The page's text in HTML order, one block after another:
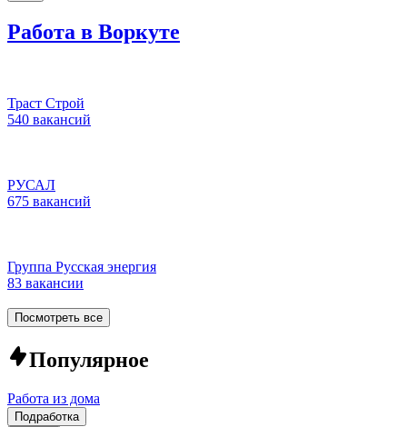
Работа в Воркуте
Траст Строй
540 вакансий
РУСАЛ
675 вакансий
Группа Русская энергия
83 вакансии
Посмотреть все
Популярное
Работа из дома
Подработка